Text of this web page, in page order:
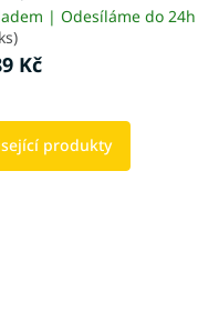
| Odesíláme do 24h
Kč
produkty